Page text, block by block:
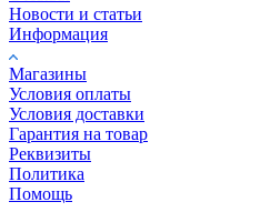
Новости и статьи
Информация
Магазины
Условия оплаты
Условия доставки
Гарантия на товар
Реквизиты
Политика
Помощь